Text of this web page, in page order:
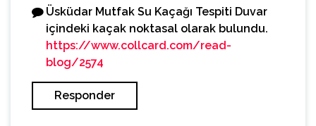
Üsküdar Mutfak Su Kaçağı Tespiti Duvar
içindeki kaçak noktasal olarak bulundu.
https://www.collcard.com/read-
blog/2574
Responder